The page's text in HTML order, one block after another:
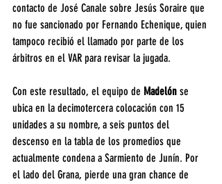
contacto de José Canale sobre Jesús Soraire que
no fue sancionado por Fernando Echenique, quien
tampoco recibió el llamado por parte de los
árbitros en el VAR para revisar la jugada.
Con este resultado, el equipo de Madelón se
ubica en la decimotercera colocación con 15
unidades a su nombre, a seis puntos del
descenso en la tabla de los promedios que
actualmente condena a Sarmiento de Junín. Por
el lado del Grana, pierde una gran chance de